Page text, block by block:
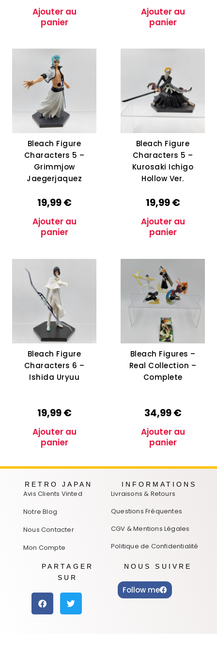
Ajouter au
panier
Ajouter au
panier
Bleach Figure
Characters 5 –
Grimmjow
Jaegerjaquez
19,99€
Ajouter au
panier
Bleach Figure
Characters 5 –
Kurosaki Ichigo
Hollow Ver.
19,99€
Ajouter au
panier
Bleach Figure
Characters 6 –
Ishida Uryuu
19,99€
Ajouter au
panier
Bleach Figures –
Real Collection –
Complete
34,99€
Ajouter au
panier
RETRO JAPAN
Avis Clients Vinted
Notre Blog
Nous Contacter
Mon Compte
INFORMATIONS
Livraisons & Retours
Questions Fréquentes
CGV & Mentions Légales
Politique de Confidentialité
PARTAGER
SUR
NOUS SUIVRE
Follow me